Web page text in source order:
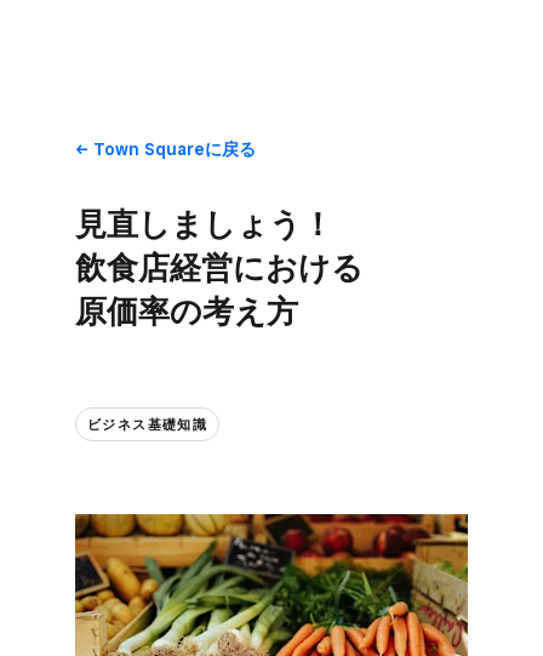
Town Squareに​戻る
見直しましょう！​
飲食店経営に​おける​
原価率の​考え方
ビジネス基礎知識